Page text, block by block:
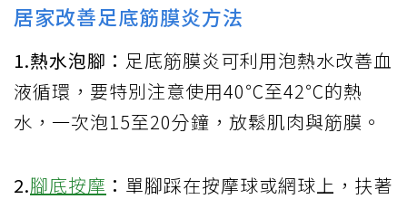
居家改善足底筋膜炎方法
1.熱水泡腳： 足底筋膜炎可利用泡熱水改善血
液循環，要特別注意使用40℃至42℃的熱
水，一次泡15至20分鐘，放鬆肌肉與筋膜。
2.腳底按摩 ： 單腳踩在按摩球或網球上，扶著